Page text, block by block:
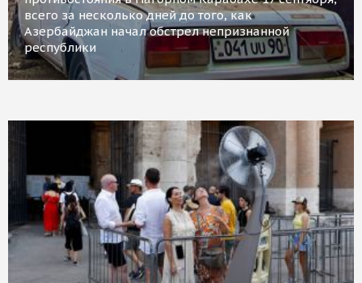
всего за несколько дней до того, как
Азербайджан начал обстрел непризнанной
республики